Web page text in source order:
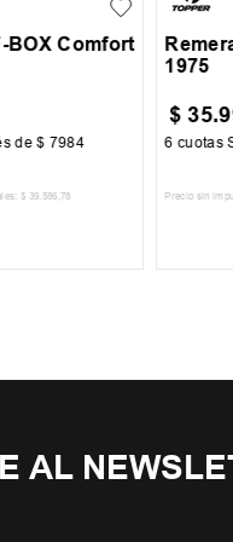
BOX Comfort
de$ 7984
$ 39.586 ,78
1975
$ 35.
6 cuotas
Precio sin
AL